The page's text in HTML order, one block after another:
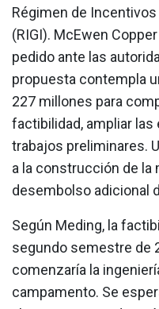
Régimen de
(RIGI). McEwen
pedido ante las
propuesta contempla
227 millones para
factibilidad, ampliar
trabajos preliminares.
a la construcción de la
desembolso adicional
Según Meding, la
segundo semestre de
comenzaría la
campamento. Se